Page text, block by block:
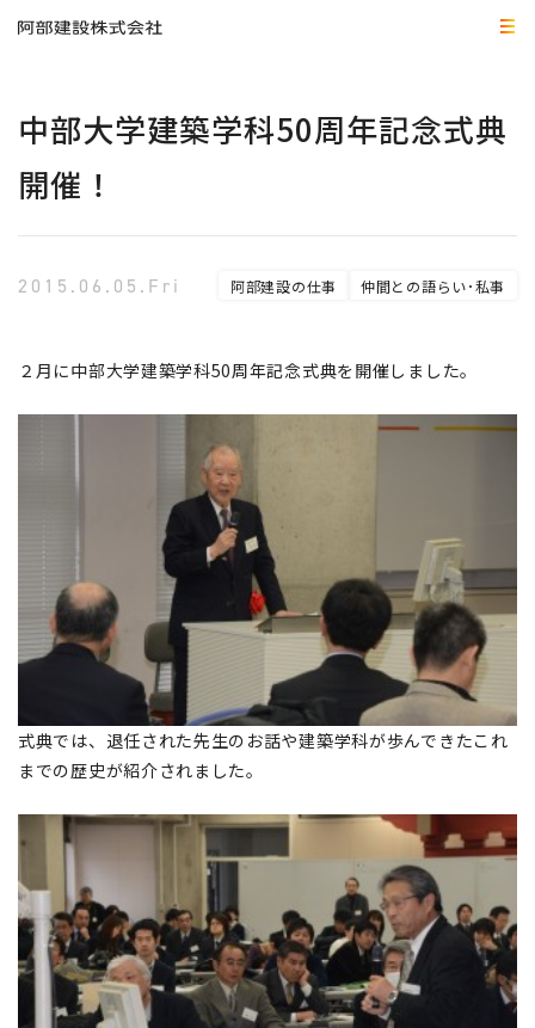
中部大学建築学科50周年記念式典
開催！
2015.06.05.Fri 阿部建設の仕事 仲間との語らい･私事
２月に中部大学建築学科50周年記念式典を開催しました。
式典では、退任された先生のお話や建築学科が歩んできたこれ
までの歴史が紹介されました。